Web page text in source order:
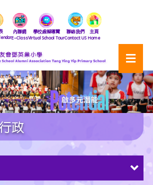
內聯網
E-Class
學校虛擬導覽
Virtual School Tour
聯絡我們
Contact US
主頁
Home
政